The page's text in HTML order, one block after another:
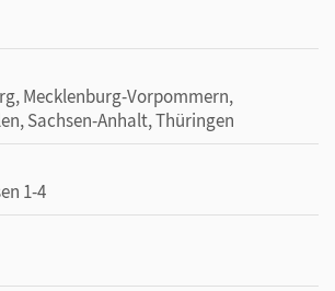
Mecklenburg-Vorpommern,
Sachsen-Anhalt, Thüringen
1-4